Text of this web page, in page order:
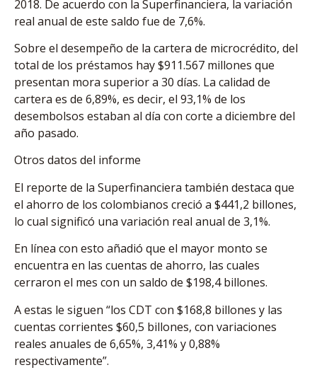
2018. De acuerdo con la Superfinanciera, la variación
real anual de este saldo fue de 7,6%.
Sobre el desempeño de la cartera de microcrédito, del
total de los préstamos hay $911.567 millones que
presentan mora superior a 30 días. La calidad de
cartera es de 6,89%, es decir, el 93,1% de los
desembolsos estaban al día con corte a diciembre del
año pasado.
Otros datos del informe
El reporte de la Superfinanciera también destaca que
el ahorro de los colombianos creció a $441,2 billones,
lo cual significó una variación real anual de 3,1%.
En línea con esto añadió que el mayor monto se
encuentra en las cuentas de ahorro, las cuales
cerraron el mes con un saldo de $198,4 billones.
A estas le siguen “los CDT con $168,8 billones y las
cuentas corrientes $60,5 billones, con variaciones
reales anuales de 6,65%, 3,41% y 0,88%
respectivamente”.